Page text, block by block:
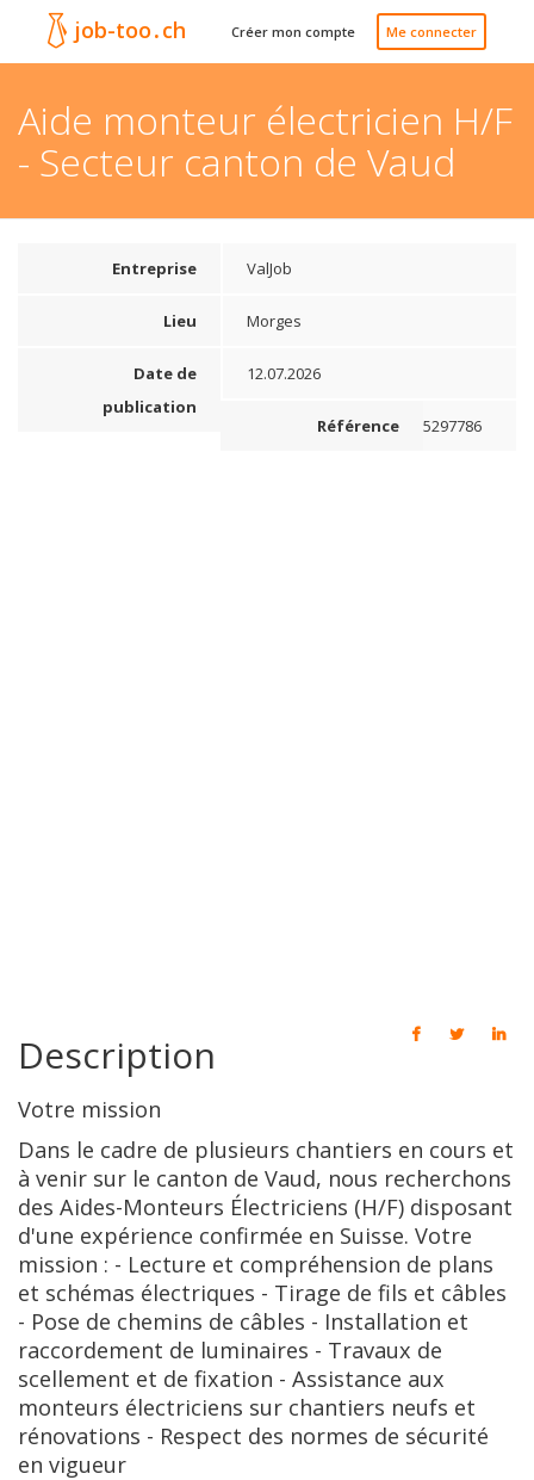
job-too.ch Créer mon compte Me connecter
Aide monteur électricien H/F
- Secteur canton de Vaud
Entreprise ValJob
Lieu Morges
Date de
publication
12.07.2026
Référence 5297786
Description
Votre mission
Dans le cadre de plusieurs chantiers en cours et
à venir sur le canton de Vaud, nous recherchons
des Aides-Monteurs Électriciens (H/F) disposant
d'une expérience confirmée en Suisse. Votre
mission : - Lecture et compréhension de plans
et schémas électriques - Tirage de fils et câbles
- Pose de chemins de câbles - Installation et
raccordement de luminaires - Travaux de
scellement et de fixation - Assistance aux
monteurs électriciens sur chantiers neufs et
rénovations - Respect des normes de sécurité
en vigueur